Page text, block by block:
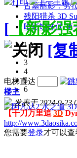
古墓丽影：劳
残阳猎杀 3D
暗影蜘蛛侠 第
1
2
3
4
5
6
[ 【新影
[复
电梯直达
楼主
发表于 2024-9-23
【千刀万里追3D
http://
您需要登录才可以查